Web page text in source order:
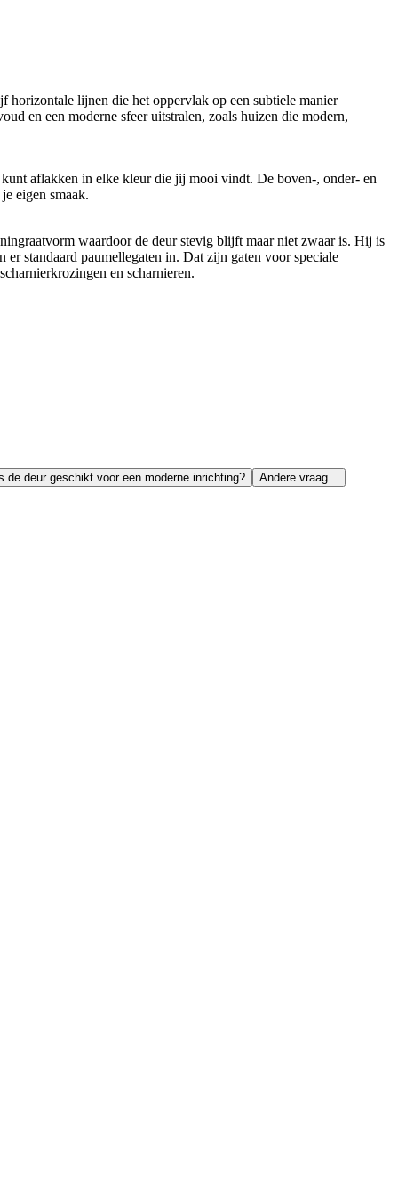
lijnen die het oppervlak op een subtiele manier
en een moderne sfeer uitstralen, zoals huizen die modern,
aflakken in elke kleur die jij mooi vindt. De boven-, onder- en
eigen smaak.
waardoor de deur stevig blijft maar niet zwaar is. Hij is
standaard paumellegaten in. Dat zijn gaten voor speciale
en scharnieren.
de deur geschikt voor een moderne inrichting? Andere vraag...